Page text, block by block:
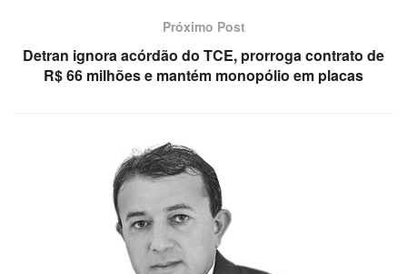
Próximo Post
Detran ignora acórdão do TCE, prorroga contrato de
R$ 66 milhões e mantém monopólio em placas